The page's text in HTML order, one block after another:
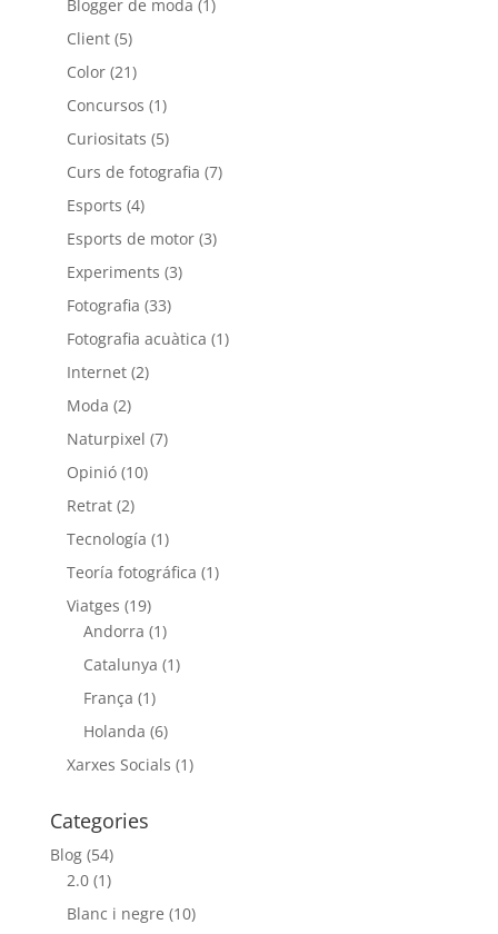
Blogger de moda (1)
Client(5)
Color(21)
Concursos (1)
Curiositats (5)
Curs de fotografia (7)
Esports (4)
Esports de motor(3)
Experiments (3)
Fotografia (33)
Fotografia acuàtica (1)
Internet(2)
Moda (2)
Naturpixel (7)
Opinió(10)
Retrat(2)
Tecnología (1)
Teoría fotográfica (1)
Viatges (19)
Andorra (1)
Catalunya (1)
França (1)
Holanda (6)
Xarxes Socials (1)
Categories
Blog(54)
2.0(1)
Blanc i negre (10)